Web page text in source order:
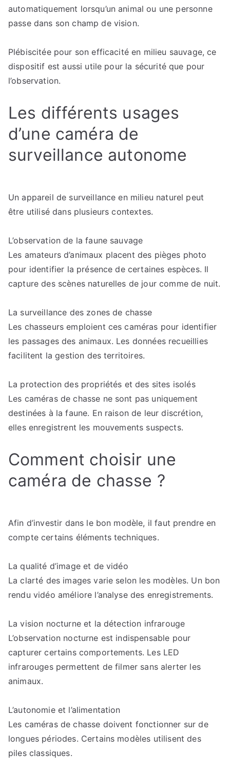
à
?
automatiquement lorsqu’un animal ou une personne
passe dans son champ de vision.
Plébiscitée pour son efficacité en milieu sauvage, ce
dispositif est aussi utile pour la sécurité que pour
l’observation.
Les différents usages
d’une caméra de
surveillance autonome
Un appareil de surveillance en milieu naturel peut
être utilisé dans plusieurs contextes.
L’observation de la faune sauvage
Les amateurs d’animaux placent des pièges photo
pour identifier la présence de certaines espèces. Il
capture des scènes naturelles de jour comme de nuit.
La surveillance des zones de chasse
Les chasseurs emploient ces caméras pour identifier
les passages des animaux. Les données recueillies
facilitent la gestion des territoires.
La protection des propriétés et des sites isolés
Les caméras de chasse ne sont pas uniquement
destinées à la faune. En raison de leur discrétion,
elles enregistrent les mouvements suspects.
Comment choisir une
caméra de chasse ?
Afin d’investir dans le bon modèle, il faut prendre en
compte certains éléments techniques.
La qualité d’image et de vidéo
La clarté des images varie selon les modèles. Un bon
rendu vidéo améliore l’analyse des enregistrements.
La vision nocturne et la détection infrarouge
L’observation nocturne est indispensable pour
capturer certains comportements. Les LED
infrarouges permettent de filmer sans alerter les
animaux.
L’autonomie et l’alimentation
Les caméras de chasse doivent fonctionner sur de
longues périodes. Certains modèles utilisent des
piles classiques.